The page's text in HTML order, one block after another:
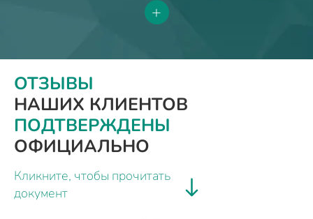
+
ОТЗЫВЫ
НАШИХ КЛИЕНТОВ
ПОДТВЕРЖДЕНЫ
ОФИЦИАЛЬНО
Кликните, чтобы прочитать
документ